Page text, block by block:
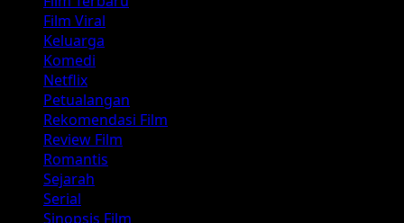
Film Viral
Keluarga
Komedi
Netflix
Petualangan
Rekomendasi Film
Review Film
Romantis
Sejarah
Serial
Sinopsis Film